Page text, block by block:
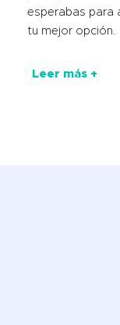
esperabas para
tu mejor opción.
Leer más +